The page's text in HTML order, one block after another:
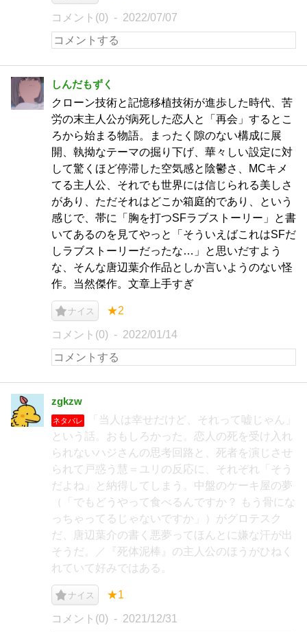
コメント(0) 2022/07/07
しんだもずく
クローン技術と記憶移植技術が進歩した時代、苦
労の末主人公が病死した恋人と「再会」するとこ
ろから始まる物語。まったく隙のない構成に展
開、執拗なテーマの掘り下げ、華々しい設定に対
して驚くほど停滞した空気感と陰鬱さ、MCキメ
てる主人公、それでも世界には信じられる美しさ
があり、ただそれはどこか箱庭的であり、という
感じで、帯に「胸を打つSFラブストーリー」と書
いてあるのを見てやっと「そういえばこれはSFだ
しラブストーリーだったな…」と思いだすよう
な、そんな唐辺葉介作品としか言いようのない怪
作。当然傑作。文章上手すぎ
ナイス ★2
コメント(0) 2022/01/14
zgkzw
ネタバレ
「当人は幸せだけど、それって嘘じゃん」
という話。おもしろかった。恋人の死を受け入れ
られないハジさんの思考回路と、死者を演じさせ
られて戸惑う慧＝ユリの反応に、それぞれ「そう
だよね」と納得してしまう。中盤のケーキ屋の夢
（「でもどうやって食べるんですか？ もう骨にな
っちゃってるじゃないですか」）がグロテスク
だ、唐辺葉介の書く悪夢ってほんとに嫌な汗が出
そうだ。／『死体泥棒』の主人公のほうがひねく
れていて好みではある。
ナイス ★1
コメント(0) 2021/12/31